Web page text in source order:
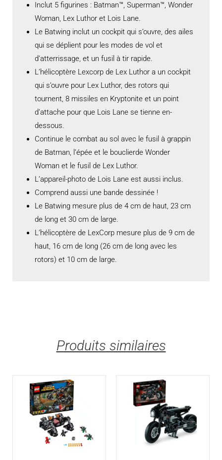
Inclut 5 figurines : Batman™, Superman™, Wonder
Woman, Lex Luthor et Lois Lane.
Le Batwing inclut un cockpit qui s’ouvre, des ailes
qui se déplient pour les modes de vol et
d’atterrissage, et un fusil à tir rapide.
L’hélicoptère Lexcorp de Lex Luthor a un cockpit
qui s’ouvre pour Lex Luthor, des rotors qui
tournent, 8 missiles en Kryptonite et un point
d’attache pour que Lois Lane se tienne en-
dessous.
Continue le combat au sol avec le fusil à grappin
de Batman, l’épée et le bouclierde Wonder
Woman et le fusil de Lex Luthor.
L’appareil-photo de Lois Lane est aussi inclus.
Comprend aussi une bande dessinée !
Le Batwing mesure plus de 4 cm de haut, 23 cm
de long et 30 cm de large.
L’hélicoptère de LexCorp mesure plus de 9 cm de
haut, 16 cm de long (26 cm de long avec les
rotors) et 10 cm de large.
Produits similaires